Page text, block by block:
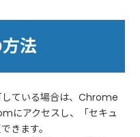
法
している場合は、Chrome
アクセスし、「セキュ
きます。